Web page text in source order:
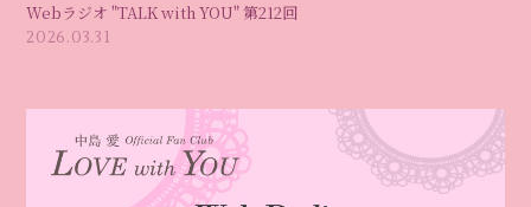
Webラジオ "TALK with YOU" 第212回
2026.03.31